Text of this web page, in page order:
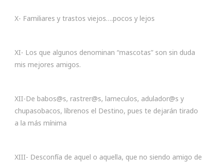
X- Familiares y trastos viejos….pocos y lejos
XI- Los que algunos denominan “mascotas” son sin duda
mis mejores amigos.
XII-De babos@s, rastrer@s, lameculos, adulador@s y
chupasobacos, líbrenos el Destino, pues te dejarán tirado
a la más mínima
XIII- Desconfía de aquel o aquella, que no siendo amigo de